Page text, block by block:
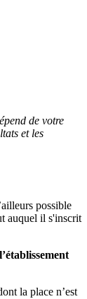
de votre
et les
possible
auquel il s'inscrit
la place n’est